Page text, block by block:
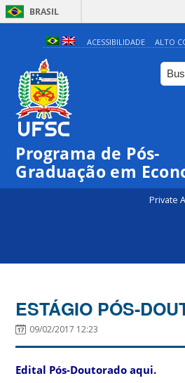
BRASIL
ACESSIBILIDADE ALTO
Programa de Pós-
Graduação em
Private
ESTÁGIO PÓS-
09/02/2017 12:23
Edital Pós-Doutorado aqui.